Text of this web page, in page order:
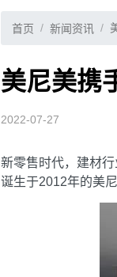
首页 新闻资讯
美尼美携
2022-07-27
新零售时代，建材
诞生于2012年的美